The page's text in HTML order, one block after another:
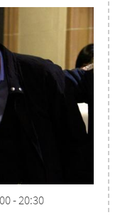
- 20:30